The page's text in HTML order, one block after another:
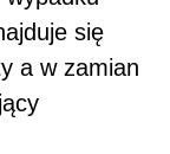
się
a w zamian